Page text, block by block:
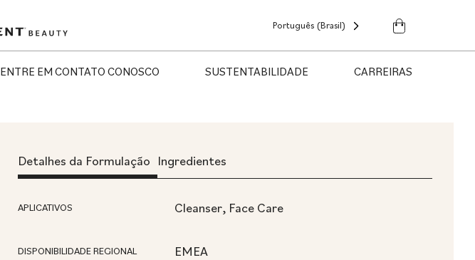
Português (Brasil)
ENTRE EM CONTATO CONOSCO SUSTENTABILIDADE CARREIRAS
Detalhes da Formulação Ingredientes
APLICATIVOS Cleanser, Face Care
DISPONIBILIDADE REGIONAL EMEA